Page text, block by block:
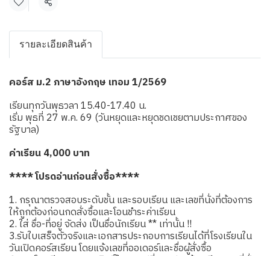
แชร์
รายละเอียดสินค้า
คอร์ส ม.2 ภาษาอังกฤษ เทอม 1/2569
เรียนทุกวันพุธวลา 15.40-17.40 น.
เริ่ม พุธที่ 27 พ.ค. 69 (วันหยุดและหยุดชดเชยตามประกาศของ
รัฐบาล)
ค่าเรียน 4,000 บาท
**** โปรดอ่านก่อนสั่งซื้อ****
1. กรุณาตรวจสอบระดับชั้น และรอบเรียน และเลขที่นั่งที่ต้องการ
ให้ถูกต้องก่อนกดสั่งซื้อและโอนชำระค่าเรียน
2. ใส่ ชื่อ-ที่อยู่ จัดส่ง เป็นชื่อนักเรียน ** เท่านั้น !!
3.รับใบเสร็จตัวจริงและเอกสารประกอบการเรียนได้ที่โรงเรียนใน
วันเปิดคอร์สเรียน โดยแจ้งเลขที่ออเดอร์และชื่อผู้สั่งซื้อ